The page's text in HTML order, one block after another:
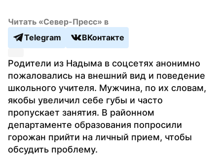
Читать «Север-Пресс» в
Telegram
ВКонтакте
Родители из Надыма в соцсетях анонимно
пожаловались на внешний вид и поведение
школьного учителя. Мужчина, по их словам,
якобы увеличил себе губы и часто
пропускает занятия. В районном
департаменте образования попросили
горожан прийти на личный прием, чтобы
обсудить проблему.